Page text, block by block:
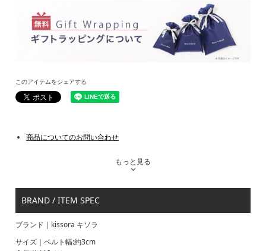
このアイテムをシェアする
商品についてのお問い合わせ
もっと見る
BRAND / ITEM SPEC
ブランド｜kissora キソラ
サイズ｜ベルト幅:約3cm